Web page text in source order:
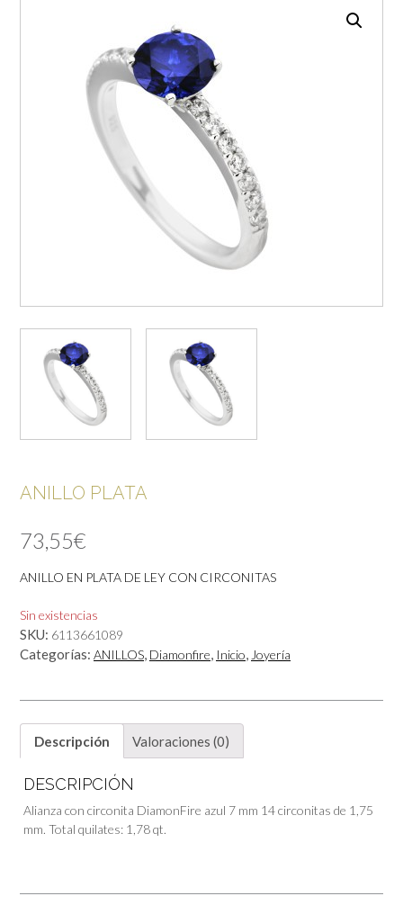
ANILLO PLATA
73,55€
ANILLO EN PLATA DE LEY CON CIRCONITAS
Sin existencias
SKU: 6113661089
Categorías: ANILLOS, Diamonfire, Inicio, Joyería
Descripción Valoraciones (0)
DESCRIPCIÓN
Alianza con circonita DiamonFire azul 7 mm 14 circonitas de 1,75
mm. Total quilates: 1,78 qt.